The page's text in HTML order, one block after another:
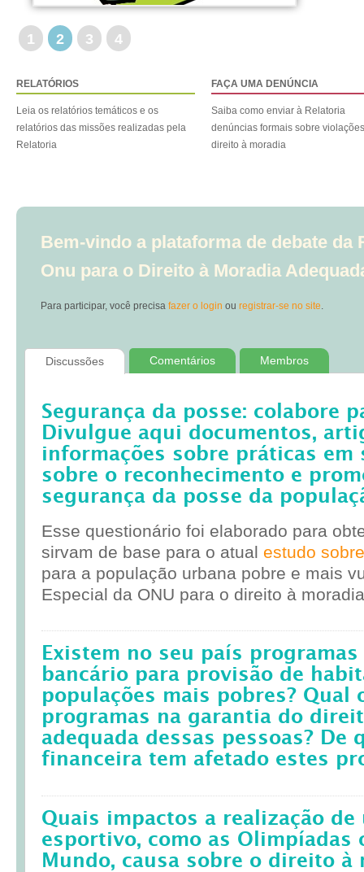
1 2 3 4
RELATÓRIOS
Leia os relatórios temáticos e os
relatórios das missões realizadas pela
Relatoria
FAÇA UMA DENÚNCIA
Saiba como enviar à Relatoria
denúncias formais sobre
direito à moradia
Bem-vindo a plataforma de debate da
Onu para o Direito à Moradia
Para participar, você precisa fazer o login ou registrar-se no site.
Discussões Comentários Membros
Segurança da posse: colabore
Divulgue aqui documentos,
informações sobre práticas em
sobre o reconhecimento e
segurança da posse da
Esse questionário foi elaborado para
sirvam de base para o atual estudo
para a população urbana pobre e mais
Especial da ONU para o direito à
Existem no seu país
bancário para provisão de
populações mais pobres? Qual
programas na garantia do
adequada dessas pessoas? De
financeira tem afetado estes
Quais impactos a realização de
esportivo, como as Olimpíadas
Mundo, causa sobre o direito à